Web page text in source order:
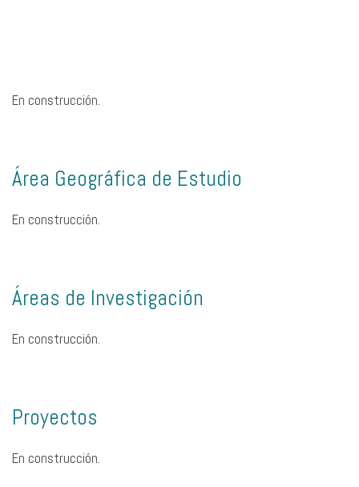
En construcción.
Área Geográfica de Estudio
En construcción.
Áreas de Investigación
En construcción.
Proyectos
En construcción.